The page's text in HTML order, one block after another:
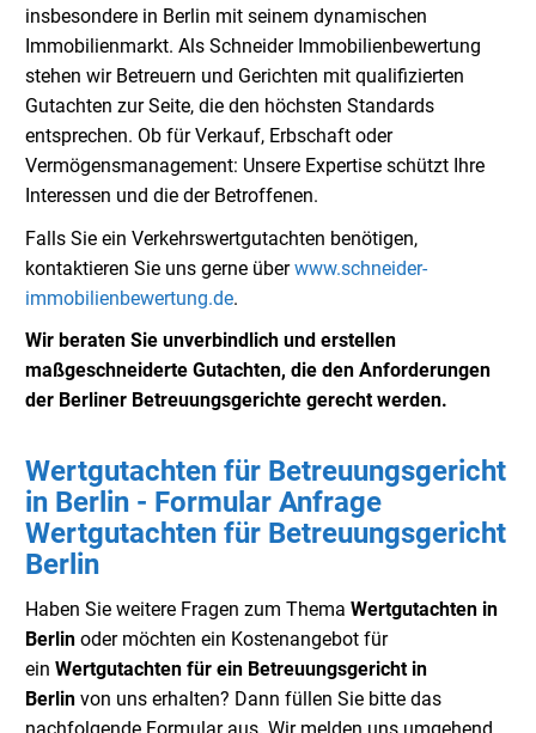
insbesondere in Berlin mit seinem dynamischen
Immobilienmarkt. Als Schneider Immobilienbewertung
stehen wir Betreuern und Gerichten mit qualifizierten
Gutachten zur Seite, die den höchsten Standards
entsprechen. Ob für Verkauf, Erbschaft oder
Vermögensmanagement: Unsere Expertise schützt Ihre
Interessen und die der Betroffenen.
Falls Sie ein Verkehrswertgutachten benötigen,
kontaktieren Sie uns gerne überwww.schneider-
immobilienbewertung.de.
Wir beraten Sie unverbindlich und erstellen
maßgeschneiderte Gutachten, die den Anforderungen
der Berliner Betreuungsgerichte gerecht werden.
Wertgutachten für Betreuungsgericht
in Berlin - Formular Anfrage
Wertgutachten für Betreuungsgericht
Berlin
Haben Sie weitere Fragen zum Thema Wertgutachten in
Berlin oder möchten ein Kostenangebot für
ein Wertgutachten für ein Betreuungsgericht in
Berlin von uns erhalten? Dann füllen Sie bitte das